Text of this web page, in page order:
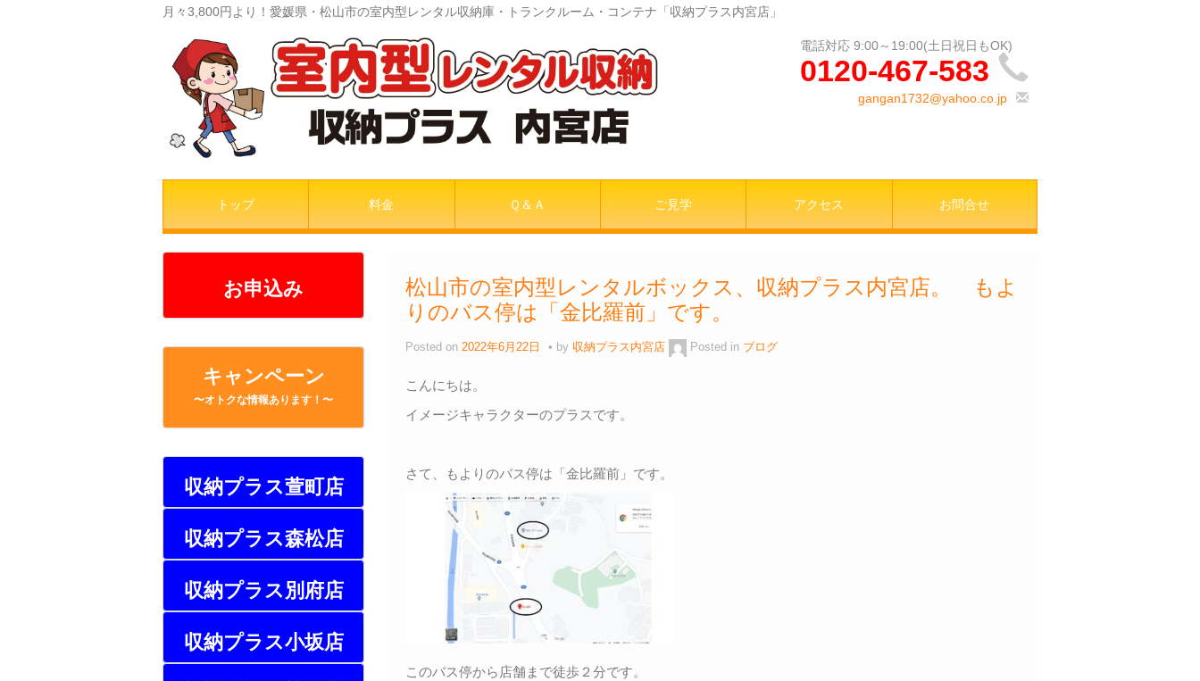
月々3,800円より！愛媛県・松山市の室内型レンタル収納庫・トランクルーム・コンテナ「収納プラス内宮店」
0120-467-583
gangan1732@yahoo.co.jp
トップ 料金 Ｑ＆Ａ ご見学 アクセス お問合せ
お申込み
キャンペーン
〜オトクな情報あります！〜
収納プラス萱町店
収納プラス森松店
収納プラス別府店
収納プラス小坂店
松山市の室内型レンタルボックス、収納プラス内宮店。 もよ
りのバス停は「金比羅前」です。
Posted on2022年6月22日 by 収納プラス内宮店 Posted in ブログ
こんにちは。
イメージキャラクターのプラスです。
さて、もよりのバス停は「金比羅前」です。
このバス停から店舗まで徒歩２分です。